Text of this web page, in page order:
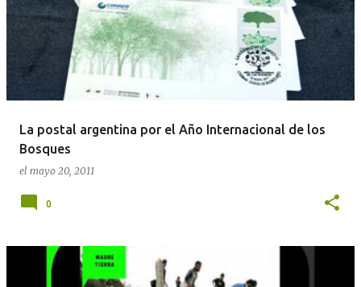
La postal argentina por el Año Internacional de los
Bosques
el mayo 20, 2011
0